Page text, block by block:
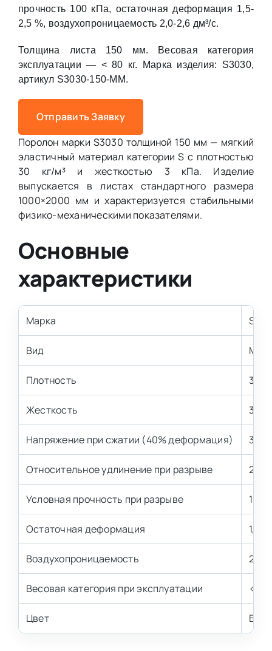
прочность 100 кПа, остаточная деформация 1,5-
2,5 %, воздухопроницаемость 2,0-2,6 дм³/с.
Толщина листа 150 мм. Весовая категория
эксплуатации — < 80 кг. Марка изделия: S3030,
артикул S3030-150-MM.
Отправить Заявку
Поролон марки S3030 толщиной 150 мм — мягкий
эластичный материал категории S с плотностью
30 кг/м³ и жесткостью 3 кПа. Изделие
выпускается в листах стандартного размера
1000×2000 мм и характеризуется стабильными
физико-механическими показателями.
Основные
характеристики
Марка
Вид
Плотность 30
Жесткость 3
Напряжение при сжатии (40% деформация)
Относительное удлинение при разрыве 200
Условная прочность при разрыве 100
Остаточная деформация 1,5-
Воздухопроницаемость 2,0-
Весовая категория при эксплуатации < 80
Цвет